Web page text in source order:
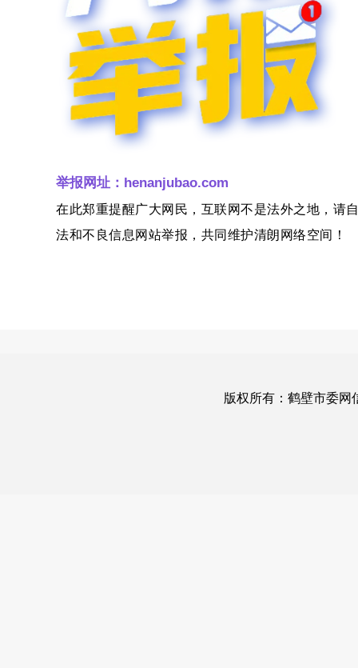
举报网址：henanjubao.com
在此郑重提醒广大网民，互联网不是法外之地，请
法和不良信息网站举报，共同维护清朗网络空间！
版权所有：鹤壁市委